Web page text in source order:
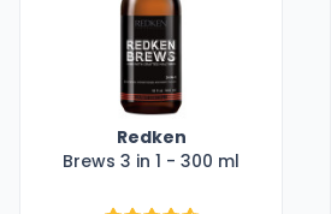
Redken
Brews 3 in 1 - 300 ml